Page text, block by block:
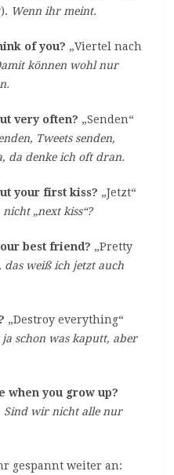
Wenn ihr meint.
of you? „Viertel nach
können wohl nur
very often? „Senden“
Tweets senden,
da denke ich oft dran.
your first kiss? „Jetzt“
nicht „next kiss“?
best friend? „Pretty
das weiß ich jetzt auch
„Destroy everything“
schon was kaputt, aber
when you grow up?
Sind wir nicht alle nur
gespannt weiter an: